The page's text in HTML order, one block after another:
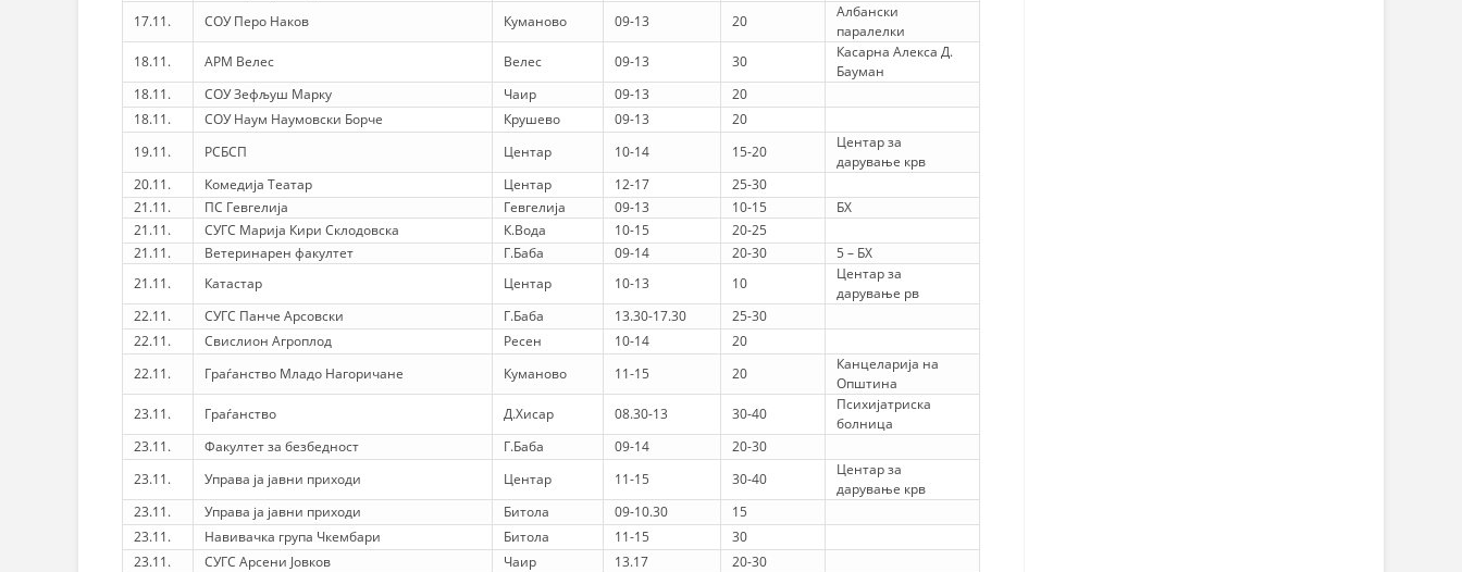
MENAXHIM ME VULLNETARË
KUSH JEMI NE
VEPRIMTARI
DORACAKË
STRATEGJI
MATERIAL EDUKATIVO INFORMATIV
BROCHURES
PRESENTATIONS
17.11.
СОУ Перо Наков Куманово 09-13 20
Албански
паралелки
18.11.
АРМ Велес Велес 09-13 30
Касарна Алекса Д.
Бауман
18.11.
СОУ Зефљуш Марку Чаир 09-13
20
18.11.
СОУ Наум Наумовски Борче Крушево 09-13
20
19.11.
РСБСП Центар 10-14 15-20
Центар за
дарување крв
20.11.
Комедија Театар Центар 12-17
25-30
21.11.
ПС Гевгелија Гевгелија 09-13 10-15
БХ
21.11.
СУГС Марија Кири Склодовска К.Вода 10-15
20-25
21.11.
Ветеринарен факултет Г.Баба 09-14 20-30
5 – БХ
21.11.
Катастар Центар 10-13 10
Центар за
дарување рв
22.11.
СУГС Панче Арсовски Г.Баба 13.30-17.30
25-30
22.11.
Свислион Агроплод Ресен 10-14
20
22.11.
Граѓанство Младо Нагоричане Куманово 11-15 20
Канцеларија на
Општина
23.11.
Граѓанство Д.Хисар 08.30-13 30-40
Психијатриска
болница
23.11.
Факултет за безбедност Г.Баба 09-14
20-30
23.11.
Управа ја јавни приходи Центар 11-15 30-40
Центар за
дарување крв
23.11.
Управа ја јавни приходи Битола 09-10.30
15
23.11.
Навивачка група Чкембари Битола 11-15
30
23.11.
СУГС Арсени Јовков Чаир 13.17
20-30